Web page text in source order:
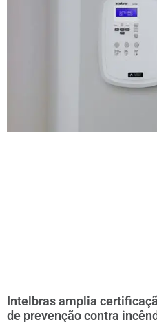
Intelbras amplia
de prevenção contra